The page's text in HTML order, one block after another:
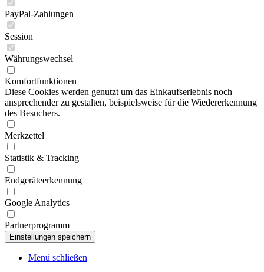
PayPal-Zahlungen
Session
Währungswechsel
Komfortfunktionen
Diese Cookies werden genutzt um das Einkaufserlebnis noch
ansprechender zu gestalten, beispielsweise für die Wiedererkennung
des Besuchers.
Merkzettel
Statistik & Tracking
Endgeräteerkennung
Google Analytics
Partnerprogramm
Menü schließen